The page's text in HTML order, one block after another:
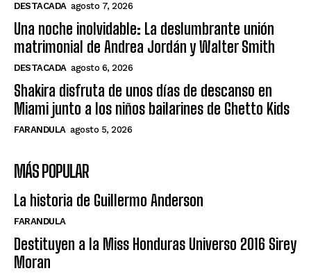
DESTACADA agosto 7, 2026
Una noche inolvidable: La deslumbrante unión
matrimonial de Andrea Jordán y Walter Smith
DESTACADA agosto 6, 2026
Shakira disfruta de unos días de descanso en
Miami junto a los niños bailarines de Ghetto Kids
FARANDULA agosto 5, 2026
MÁS POPULAR
La historia de Guillermo Anderson
FARANDULA
Destituyen a la Miss Honduras Universo 2016 Sirey
Moran